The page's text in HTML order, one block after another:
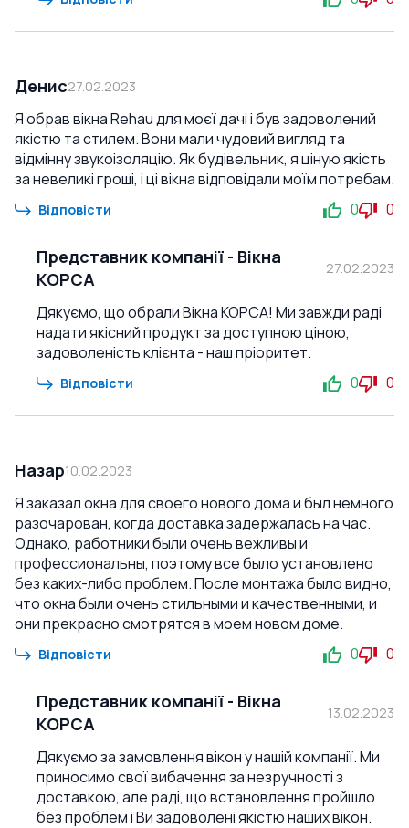
Денис27.02.2023
Я обрав вікна Rehau для моєї дачі і був задоволений
якістю та стилем. Вони мали чудовий вигляд та
відмінну звукоізоляцію. Як будівельник, я ціную якість
за невеликі гроші, і ці вікна відповідали моїм потребам.
Відповісти 0 0
Представник компанії - Вікна
КОРСА
27.02.2023
Дякуємо, що обрали Вікна КОРСА! Ми завжди раді
надати якісний продукт за доступною ціною,
задоволеність клієнта - наш пріоритет.
Відповісти 0 0
Назар10.02.2023
Я заказал окна для своего нового дома и был немного
разочарован, когда доставка задержалась на час.
Однако, работники были очень вежливы и
профессиональны, поэтому все было установлено
без каких-либо проблем. После монтажа было видно,
что окна были очень стильными и качественными, и
они прекрасно смотрятся в моем новом доме.
Відповісти 0 0
Представник компанії - Вікна
КОРСА
13.02.2023
Дякуємо за замовлення вікон у нашій компанії. Ми
приносимо свої вибачення за незручності з
доставкою, але раді, що встановлення пройшло
без проблем і Ви задоволені якістю наших вікон.